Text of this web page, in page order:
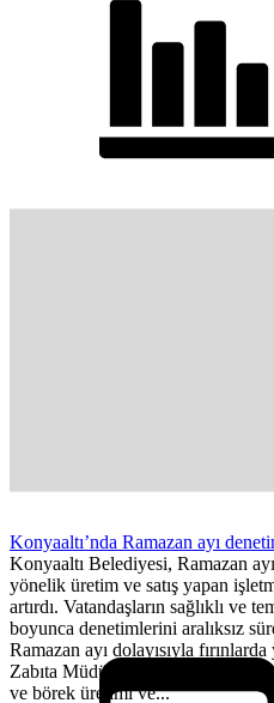
Konyaaltı’nda Ramazan ayı
Konyaaltı Belediyesi, Ramazan
yönelik üretim ve satış yapan
artırdı. Vatandaşların sağlıklı ve
boyunca denetimlerini aralıksız
Ramazan ayı dolayısıyla
Zabıta Müdürlüğü ekipleri, ilçede
ve börek üretimi ve...